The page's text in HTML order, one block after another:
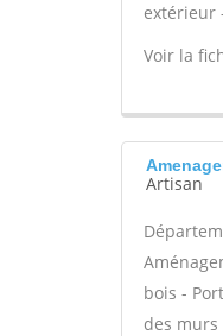
extérieur
Voir la
Artisan
bois -
des